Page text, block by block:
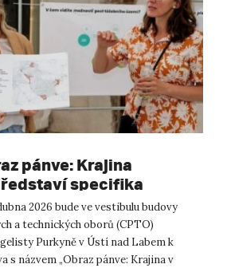
pánve: Krajina
specifika
po těžbě
2026 bude ve vestibulu budovy
a technických oborů (CPTO)
Purkyně v Ústí nad Labem k
s názvem „Obraz pánve: Krajina v